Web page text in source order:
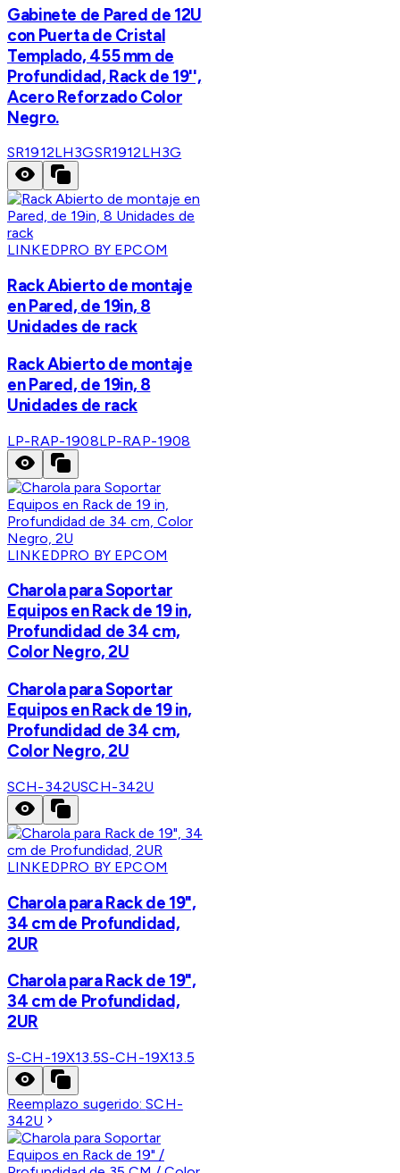
Gabinete de Pared de 12U
con Puerta de Cristal
Templado, 455 mm de
Profundidad, Rack de 19'',
Acero Reforzado Color
Negro.
SR1912LH3GSR1912LH3G
LINKEDPRO BY EPCOM
Rack Abierto de montaje
en Pared, de 19in, 8
Unidades de rack
Rack Abierto de montaje
en Pared, de 19in, 8
Unidades de rack
LP-RAP-1908LP-RAP-1908
LINKEDPRO BY EPCOM
Charola para Soportar
Equipos en Rack de 19 in,
Profundidad de 34 cm,
Color Negro, 2U
Charola para Soportar
Equipos en Rack de 19 in,
Profundidad de 34 cm,
Color Negro, 2U
SCH-342USCH-342U
LINKEDPRO BY EPCOM
Charola para Rack de 19",
34 cm de Profundidad,
2UR
Charola para Rack de 19",
34 cm de Profundidad,
2UR
S-CH-19X13.5S-CH-19X13.5
Reemplazo sugerido:SCH-
342U